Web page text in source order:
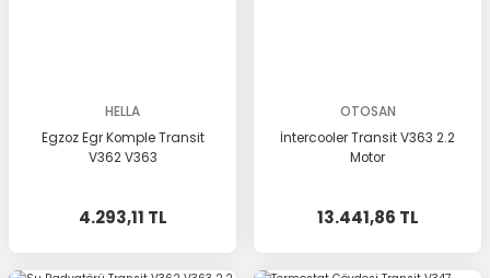
HELLA
Egzoz Egr Komple Transit
V362 V363
4.293,11 TL
OTOSAN
İntercooler Transit V363 2.2
Motor
13.441,86 TL